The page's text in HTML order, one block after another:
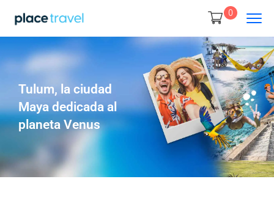
0
Tulum, la ciudad
Maya dedicada al
planeta Venus